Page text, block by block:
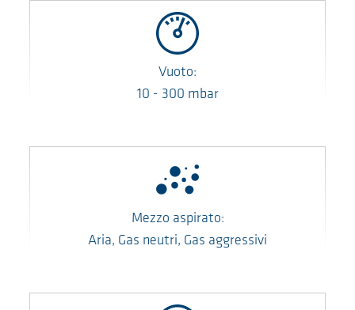
Vuoto:
10 - 300 mbar
Mezzo aspirato:
Aria, Gas neutri, Gas aggressivi